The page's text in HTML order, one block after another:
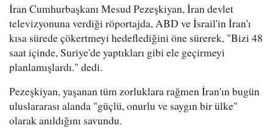
İran Cumhurbaşkanı Mesud Pezeşkiyan, İran devlet
televizyonuna verdiği röportajda, ABD ve İsrail'in İran'ı
kısa sürede çökertmeyi hedeflediğini öne sürerek, "Bizi 48
saat içinde, Suriye'de yaptıkları gibi ele geçirmeyi
planlamışlardı." dedi.
Pezeşkiyan, yaşanan tüm zorluklara rağmen İran'ın bugün
uluslararası alanda "güçlü, onurlu ve saygın bir ülke"
olarak anıldığını savundu.